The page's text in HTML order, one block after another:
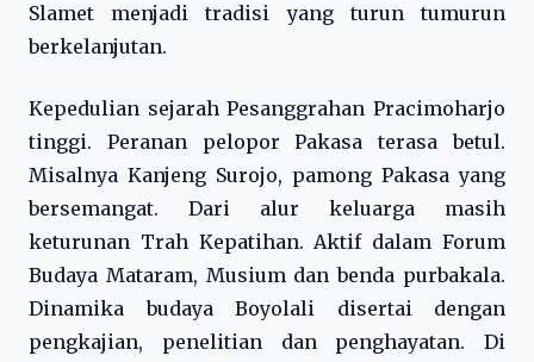
Slamet menjadi tradisi yang turun tumurun
berkelanjutan.
Kepedulian sejarah Pesanggrahan Pracimoharjo
tinggi. Peranan pelopor Pakasa terasa betul.
Misalnya Kanjeng Surojo, pamong Pakasa yang
bersemangat. Dari alur keluarga masih
keturunan Trah Kepatihan. Aktif dalam Forum
Budaya Mataram, Musium dan benda purbakala.
Dinamika budaya Boyolali disertai dengan
pengkajian, penelitian dan penghayatan. Di